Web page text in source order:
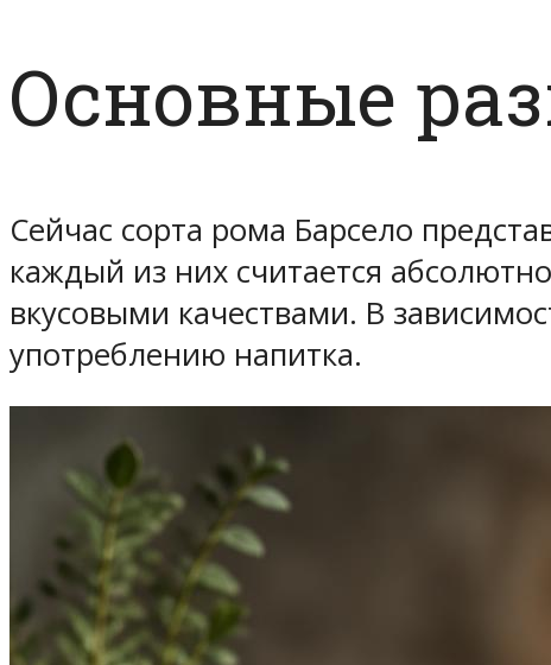
Основные
Сейчас сорта рома Барсело
каждый из них считается
вкусовыми качествами. В
употреблению напитка.